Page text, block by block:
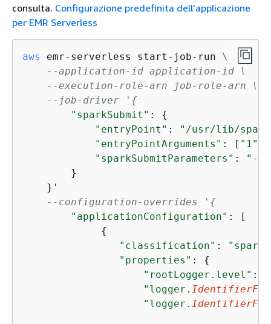
consulta. Configurazione predefinita dell'applicazione
per EMR Serverless
aws
emr-serverless start-job-run \
--application-id application-id \
--execution-role-arn job-role-arn \
--job-driver ' {
"sparkSubmit" : {
"entryPoint" :
"/usr/lib/
"entryPointArguments" : [ "1"
"sparkSubmitParameters" :
"--
        }
    }'
--configuration-overrides ' {
"applicationConfiguration" : [
{
"classification" :
"properties" : {
"rootLogger.level" :
"logger.
"logger.